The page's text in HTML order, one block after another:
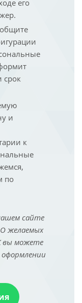
его
срок
и
к
по
сайте
желаемых
вы можете